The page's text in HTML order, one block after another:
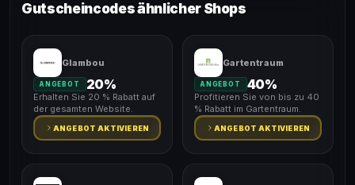
Gutscheincodes ähnlicher Shops
Glambou
ANGEBOT 20%
Erhalten Sie 20 % Rabatt auf
der gesamten Website.
ANGEBOT AKTIVIEREN
Gartentraum
ANGEBOT 40%
Profitieren Sie von bis zu 40
% Rabatt im Gartentraum.
ANGEBOT AKTIVIEREN